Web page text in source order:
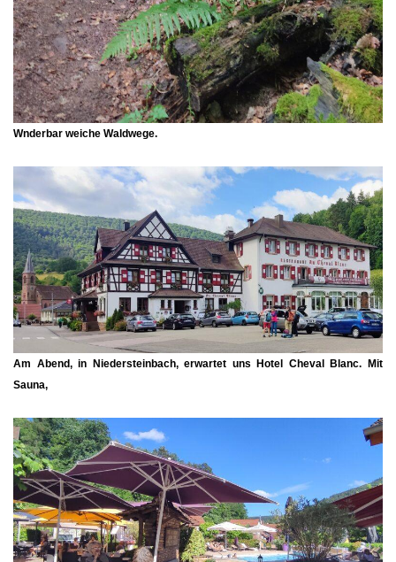
Wnderbar weiche Waldwege.
Am Abend, in Niedersteinbach, erwartet unsHotel Cheval Blanc. Mit
Sauna,